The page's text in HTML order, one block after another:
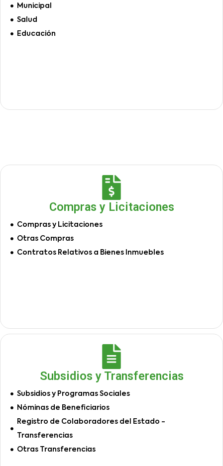
Municipal
Salud
Educación
Compras y Licitaciones
Compras y Licitaciones
Otras Compras
Contratos Relativos a Bienes Inmuebles
Subsidios y Transferencias
Subsidios y Programas Sociales
Nóminas de Beneficiarios
Registro de Colaboradores del Estado -
Transferencias
Otras Transferencias